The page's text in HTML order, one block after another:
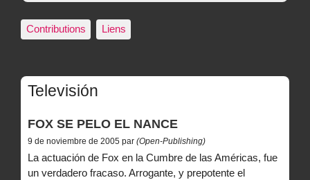
Contributions Liens
Televisión
FOX SE PELO EL NANCE
9 de noviembre de 2005 par (Open-Publishing)
La actuación de Fox en la Cumbre de las Américas, fue
un verdadero fracaso. Arrogante, y prepotente el